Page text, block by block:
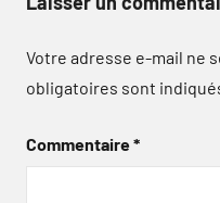
Votre adresse e-mail ne
obligatoires sont
Commentaire*